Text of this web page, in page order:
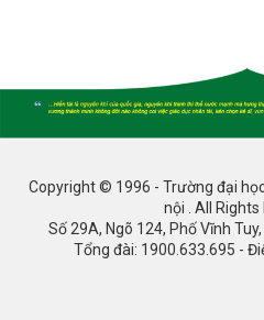
Copyright © 1996 - Trường đại
nội . All Rights
Số 29A, Ngõ 124, Phố Vĩnh
Tổng đài: 1900.633.695 -